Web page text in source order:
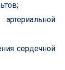
сердечной